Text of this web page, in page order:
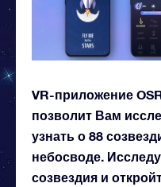
VR-приложение
позволит Вам
узнать о 88
небосводе.
созвездия и